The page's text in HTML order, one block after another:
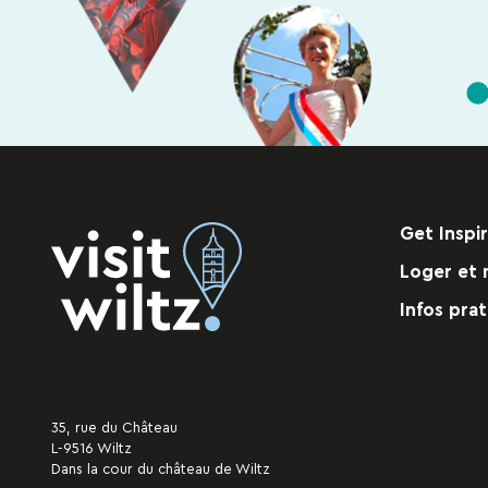
Get
Loger et
Infos
35, rue du Château
L-9516 Wiltz
Dans la cour du château de Wiltz